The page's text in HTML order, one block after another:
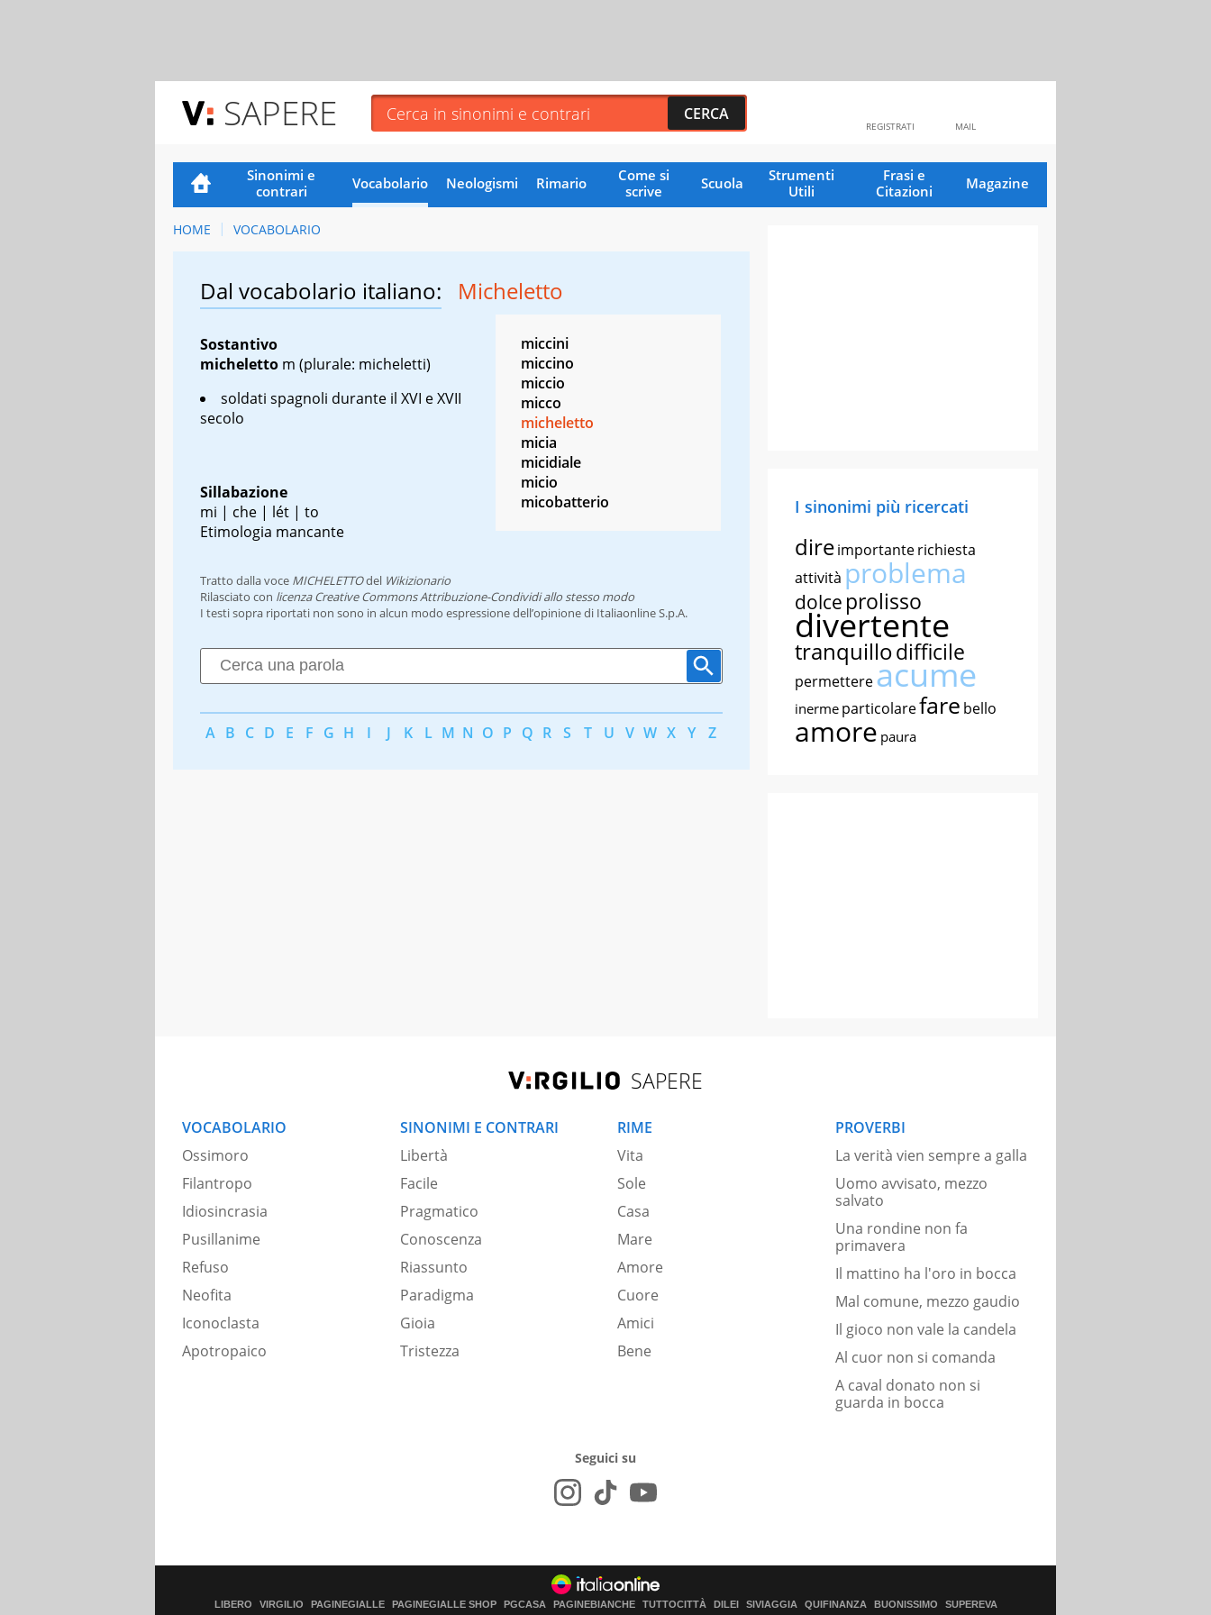
SAPERE MAIL
REGISTRATI
Sinonimi e
contrari
Vocabolario Neologismi Rimario
Come si
scrive
Scuola
Strumenti
Utili
Frasi e
Citazioni
Magazine
HOME VOCABOLARIO
Dal vocabolario italiano: Micheletto
Sostantivo
micheletto m (plurale: micheletti)
soldati spagnoli durante il XVI e XVII
secolo
Sillabazione
mi | che | lét | to
Etimologia mancante
miccini
miccino
miccio
micco
micheletto
micia
micidiale
micio
micobatterio
Tratto dalla voce MICHELETTOdel Wikizionario
Rilasciato con licenza Creative Commons Attribuzione-Condividi allo stesso modo
I testi sopra riportati non sono in alcun modo espressione dell’opinione di Italiaonline S.p.A.
A B C D E F G H I J K L M N O P Q R S T U V W X Y Z
I sinonimi più ricercati
direimportanterichiesta
attività problema
dolce prolisso
divertente
tranquillodifficile
permettereacume
inerme particolarefare bello
amore paura
SAPERE
VOCABOLARIO
Ossimoro
Filantropo
Idiosincrasia
Pusillanime
Refuso
Neofita
Iconoclasta
Apotropaico
SINONIMI E CONTRARI
Libertà
Facile
Pragmatico
Conoscenza
Riassunto
Paradigma
Gioia
Tristezza
RIME
Vita
Sole
Casa
Mare
Amore
Cuore
Amici
Bene
PROVERBI
La verità vien sempre a galla
Uomo avvisato, mezzo
salvato
Una rondine non fa
primavera
Il mattino ha l'oro in bocca
Mal comune, mezzo gaudio
Il gioco non vale la candela
Al cuor non si comanda
A caval donato non si
guarda in bocca
Seguici su
LIBERO VIRGILIO PAGINEGIALLE PAGINEGIALLE SHOP PGCASA PAGINEBIANCHE TUTTOCITTÀ DILEI SIVIAGGIA QUIFINANZA BUONISSIMO SUPEREVA